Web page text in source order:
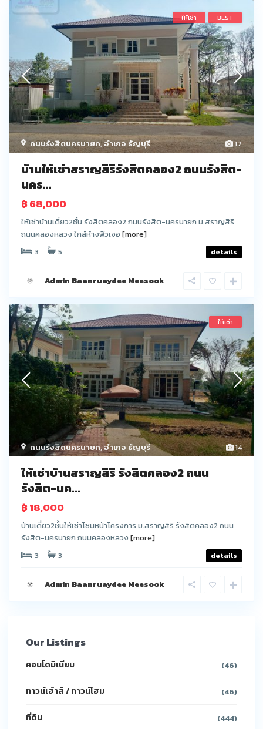
17
ถนนรังสิตนครนายก,อำเภอ ธัญบุรี
ให้เช่า BEST
บ้านให้เช่าสราญสิริรังสิตคลอง2 ถนนรังสิต-
นคร...
฿ 68,000
ให้เช่าบ้านเดี่ยว2ชั้น รังสิตคลอง2 ถนนรังสิต-นครนายก ม.สราญสิริ
ถนนคลองหลวง ใกล้ห้างฟิวเจอ [more]
3
5 details
Admin Baanruaydee Meesook
14
ถนนรังสิตนครนายก,อำเภอ ธัญบุรี
ให้เช่า
ให้เช่าบ้านสราญสิริ รังสิตคลอง2 ถนน
รังสิต-นค...
฿ 18,000
บ้านเดี่ยว2ชั้นให้เช่าโซนหน้าโครงการ ม.สราญสิริ รังสิตคลอง2 ถนน
รังสิต-นครนายก ถนนคลองหลวง [more]
3
3 details
Admin Baanruaydee Meesook
Our Listings
คอนโดมิเนียม (46)
ทาวน์เฮ้าส์ / ทาวน์โฮม (46)
ที่ดิน (444)